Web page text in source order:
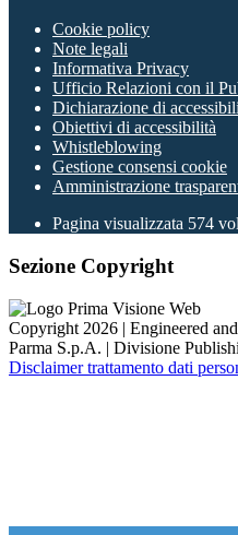
Cookie policy
Note legali
Informativa Privacy
Ufficio Relazioni con il
Dichiarazione di
Obiettivi di accessibilità
Whistleblowing
Gestione consensi cookie
Amministrazione
Pagina visualizzata 574
Sezione Copyright
Copyright 2026 | Engineered
Parma S.p.A. | Divisione
Disclaimer trattamento dati